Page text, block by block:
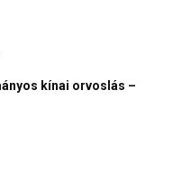
kínai orvoslás –